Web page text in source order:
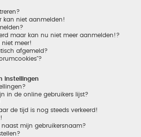
kan niet aanmelden!
maar kan nu niet meer aanmelden!?
niet meer!
afgemeld?
instellingen
in de online gebruikers lijst?
de tijd is nog steeds verkeerd!
mijn gebruikersnaam?